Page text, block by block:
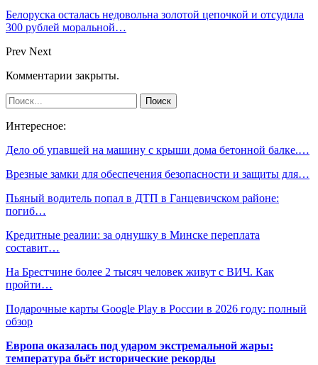
Белоруска осталась недовольна золотой цепочкой и отсудила
300 рублей моральной…
Prev Next
Комментарии закрыты.
Интересное:
Дело об упавшей на машину с крыши дома бетонной балке.…
Врезные замки для обеспечения безопасности и защиты для…
Пьяный водитель попал в ДТП в Ганцевичском районе:
погиб…
Кредитные реалии: за однушку в Минске переплата
составит…
На Брестчине более 2 тысяч человек живут с ВИЧ. Как
пройти…
Подарочные карты Google Play в России в 2026 году: полный
обзор
Европа оказалась под ударом экстремальной жары:
температура бьёт исторические рекорды